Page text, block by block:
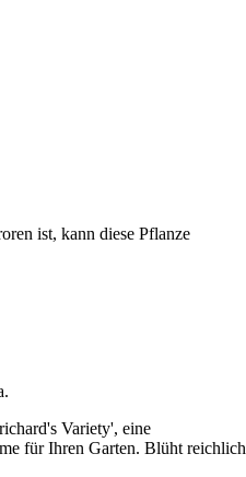
ist, kann diese Pflanze
Variety', eine
für Ihren Garten. Blüht reichlich